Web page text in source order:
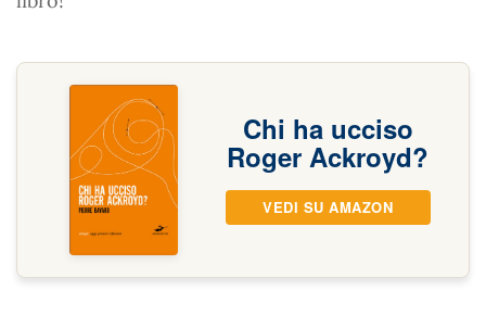
Chi ha ucciso
Roger Ackroyd?
VEDI SU AMAZON